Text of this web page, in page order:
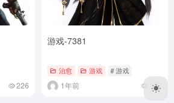
226
游戏-7381
治愈 游戏 # 游戏
1年前 157